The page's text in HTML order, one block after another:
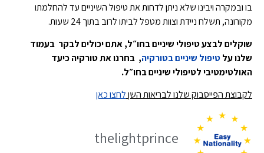
בו ובמקרה ויבינו שלא ניתן לדחות את טיפול השיניים עד להחלמתו
מקורונה, תשלח ניידת וצוות מטפל לביתו לרוב בתוך 24 שעות.
שוקלים לבצע טיפולי שיניים בחו״ל, אתם יכולים לבקר בעמוד
שלנו עלטיפול שיניים בטורקיה, בחרנו את טורקיה כיעד
האולטימטיבי לטיפולי שיניים בחו״ל.
לקבוצת הפייסבוק שלנו לבריאות השןלחצו כאן
thelightprince